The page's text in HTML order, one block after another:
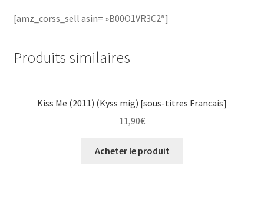
[amz_corss_sell asin= »B00O1VR3C2″]
Produits similaires
Kiss Me (2011) (Kyss mig) [sous-titres Francais]
11,90€
Acheter le produit